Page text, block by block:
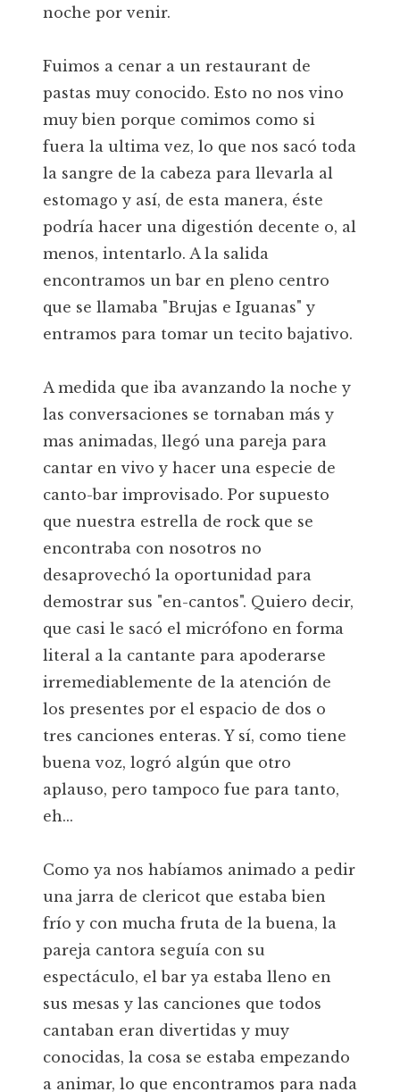
noche por venir.
Fuimos a cenar a un restaurant de
pastas muy conocido. Esto no nos vino
muy bien porque comimos como si
fuera la ultima vez, lo que nos sacó toda
la sangre de la cabeza para llevarla al
estomago y así, de esta manera, éste
podría hacer una digestión decente o, al
menos, intentarlo. A la salida
encontramos un bar en pleno centro
que se llamaba "Brujas e Iguanas" y
entramos para tomar un tecito bajativo.
A medida que iba avanzando la noche y
las conversaciones se tornaban más y
mas animadas, llegó una pareja para
cantar en vivo y hacer una especie de
canto-bar improvisado. Por supuesto
que nuestra estrella de rock que se
encontraba con nosotros no
desaprovechó la oportunidad para
demostrar sus "en-cantos". Quiero decir,
que casi le sacó el micrófono en forma
literal a la cantante para apoderarse
irremediablemente de la atención de
los presentes por el espacio de dos o
tres canciones enteras. Y sí, como tiene
buena voz, logró algún que otro
aplauso, pero tampoco fue para tanto,
eh...
Como ya nos habíamos animado a pedir
una jarra de clericot que estaba bien
frío y con mucha fruta de la buena, la
pareja cantora seguía con su
espectáculo, el bar ya estaba lleno en
sus mesas y las canciones que todos
cantaban eran divertidas y muy
conocidas, la cosa se estaba empezando
a animar, lo que encontramos para nada